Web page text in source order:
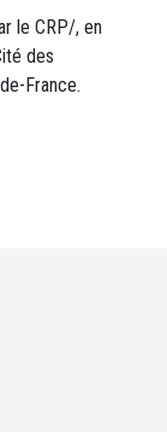
le CRP/, en
des
France.